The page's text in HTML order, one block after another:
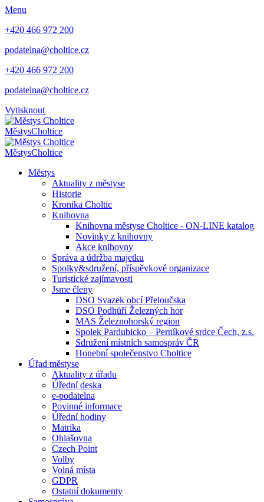
Menu
+420 466 972 200
podatelna@choltice.cz
+420 466 972 200
podatelna@choltice.cz
Vytisknout
MěstysCholtice
MěstysCholtice
Městys
Aktuality z městyse
Historie
Kronika Choltic
Knihovna
Knihovna městyse Choltice - ON-LINE katalog
Novinky z knihovny
Akce knihovny
Správa a údržba majetku
Spolky&sdružení, příspěvkové organizace
Turistické zajímavosti
Jsme členy
DSO Svazek obcí Přeloučska
DSO Podhůří Železných hor
MAS Železnohorský region
Spolek Pardubicko – Perníkové srdce Čech, z.s.
Sdružení místních samospráv ČR
Honební společenstvo Choltice
Úřad městyse
Aktuality z úřadu
Úřední deska
e-podatelna
Povinné informace
Úřední hodiny
Matrika
Ohlašovna
Czech Point
Volby
Volná místa
GDPR
Ostatní dokumenty